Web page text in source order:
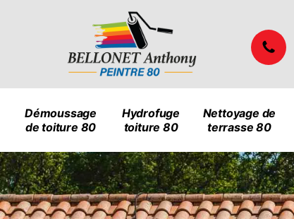
Démoussage
de toiture 80
Hydrofuge
toiture 80
Nettoyage de
terrasse 80